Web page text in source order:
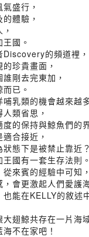
盛行，
體驗，
國。
的頻道裡，
珍貴畫面，
剛去完東加，
已。
乳類的機會越來越
類省思，
的保持與鯨魚們的
合接近，
態下是被禁止靠近？
國有一套生存法則。
來賓的經驗中可知，
會更激起人們愛護
能在KELLY的敘述
翅鯨共存在一片海
不在家吧！